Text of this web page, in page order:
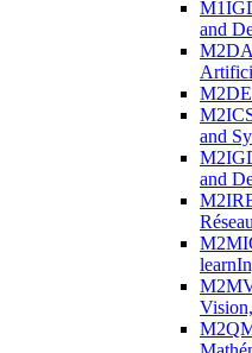
and
and
and